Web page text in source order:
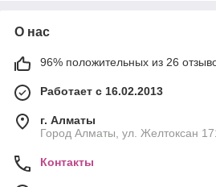
О нас
96% положительных из 26
Работает с 16.02.2013
г. Алматы
Город Алматы, ул. Желтоксан
Контакты